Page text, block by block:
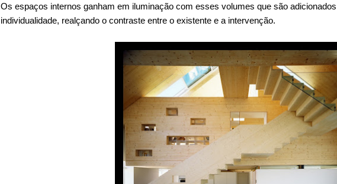
Os espaços internos ganham em iluminação com esses volumes que são
individualidade, realçando o contraste entre o existente e a intervenção.